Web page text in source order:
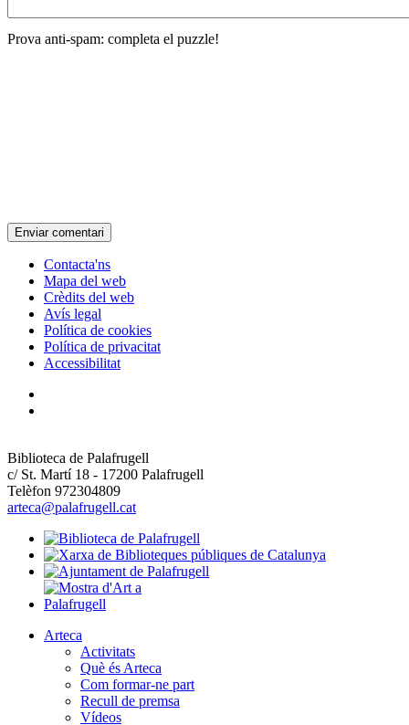
Prova anti-spam: completa el puzzle!
Contacta'ns
Mapa del web
Crèdits del web
Avís legal
Política de cookies
Política de privacitat
Accessibilitat
Biblioteca de Palafrugell
c/ St. Martí 18 - 17200 Palafrugell
Telèfon 972304809
arteca@palafrugell.cat
Arteca
Activitats
Què és Arteca
Com formar-ne part
Recull de premsa
Vídeos